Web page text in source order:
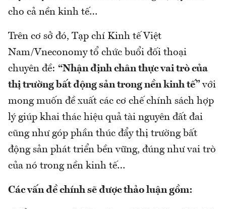
cho cả nền kinh tế…
Trên cơ sở đó, Tạp chí Kinh tế Việt
Nam/Vneconomy tổ chức buổi đối thoại
chuyên đề: “Nhận định chân thực vai trò của
thị trường bất động sản trong nền kinh tế”với
mong muốn đề xuất các cơ chế chính sách hợp
lý giúp khai thác hiệu quả tài nguyên đất đai
cũng như góp phần thúc đẩy thị trường bất
động sản phát triển bền vững, đúng như vai trò
của nó trong nền kinh tế…
Các vấn đề chính sẽ được thảo luận gồm: